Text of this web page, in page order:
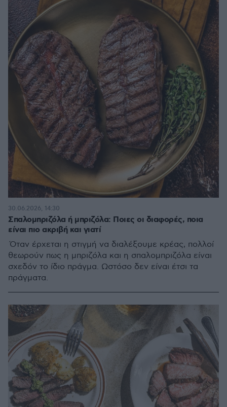
Σπαλομπριζόλα ή μπριζόλα: Ποιες οι διαφορές, ποια
είναι πιο ακριβή και γιατί
Όταν έρχεται η στιγμή να διαλέξουμε κρέας, πολλοί
θεωρούν πως η μπριζόλα και η σπαλομπριζόλα είναι
σχεδόν το ίδιο πράγμα. Ωστόσο δεν είναι έτσι τα
πράγματα.
30.06.2026, 14:30